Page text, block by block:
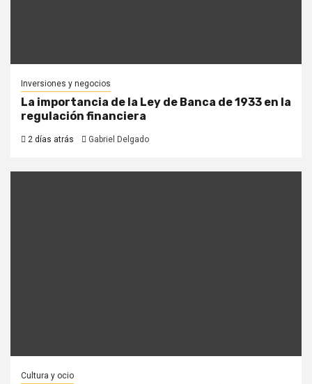
Inversiones y negocios
La importancia de la Ley de Banca de 1933 en la
regulación financiera
2 días atrás Gabriel Delgado
Cultura y ocio